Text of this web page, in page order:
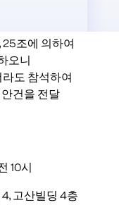
조에 의하여
오니
도 참석하여
건을 전달
10시
고산빌딩 4층